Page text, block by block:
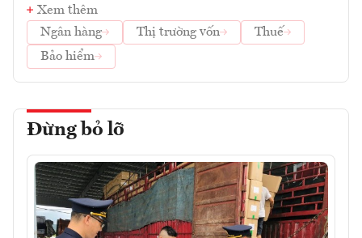
Xem thêm
Ngân hàng
Thị trường vốn
Thuế
Bảo hiểm
Đừng bỏ lỡ